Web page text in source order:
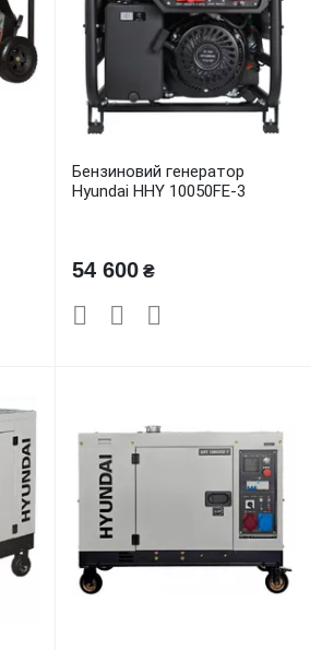
Бензиновий генератор
Hyundai HHY 10050FE-3
54 600₴